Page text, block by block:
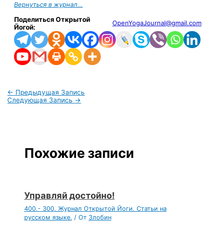
Вернуться в журнал…
OpenYogaJournal@gmail.com
Поделиться Открытой
Йогой:
← Предыдущая Запись
Следующая Запись →
Похожие записи
Управляй достойно!
400.- 300. Журнал Открытой Йоги. Статьи на
русском языке. / От Злобин